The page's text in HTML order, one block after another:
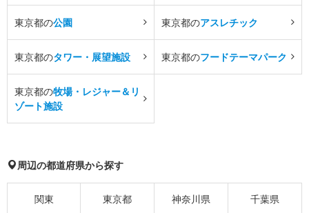
東京都の公園 東京都のアスレチック
東京都のタワー・展望施設 東京都のフードテーマパーク
東京都の牧場・レジャー＆リ
ゾート施設
周辺の都道府県から探す
関東 東京都 神奈川県 千葉県